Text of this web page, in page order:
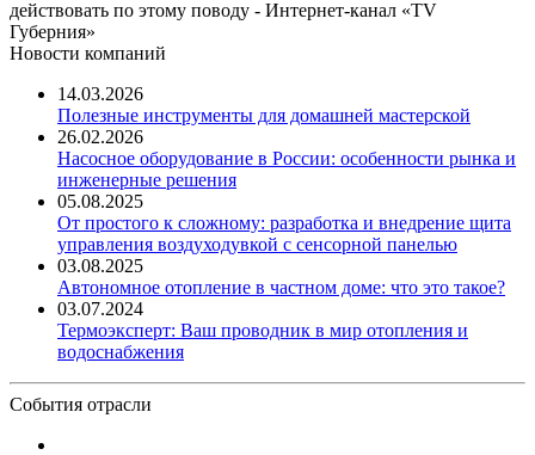
действовать по этому поводу - Интернет-канал «TV
Губерния»
Новости компаний
14.03.2026
Полезные инструменты для домашней мастерской
26.02.2026
Насосное оборудование в России: особенности рынка и
инженерные решения
05.08.2025
От простого к сложному: разработка и внедрение щита
управления воздуходувкой с сенсорной панелью
03.08.2025
Автономное отопление в частном доме: что это такое?
03.07.2024
Термоэксперт: Ваш проводник в мир отопления и
водоснабжения
События отрасли